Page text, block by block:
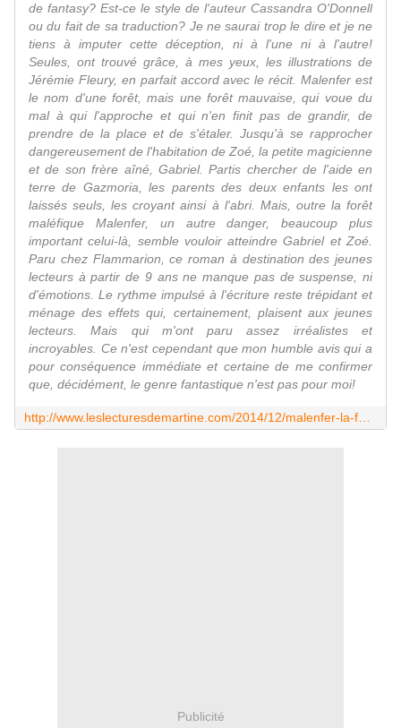
de fantasy? Est-ce le style de l'auteur Cassandra O'Donnell
ou du fait de sa traduction? Je ne saurai trop le dire et je ne
tiens à imputer cette déception, ni à l'une ni à l'autre!
Seules, ont trouvé grâce, à mes yeux, les illustrations de
Jérémie Fleury, en parfait accord avec le récit. Malenfer est
le nom d'une forêt, mais une forêt mauvaise, qui voue du
mal à qui l'approche et qui n'en finit pas de grandir, de
prendre de la place et de s'étaler. Jusqu'à se rapprocher
dangereusement de l'habitation de Zoé, la petite magicienne
et de son frère aîné, Gabriel. Partis chercher de l'aide en
terre de Gazmoria, les parents des deux enfants les ont
laissés seuls, les croyant ainsi à l'abri. Mais, outre la forêt
maléfique Malenfer, un autre danger, beaucoup plus
important celui-là, semble vouloir atteindre Gabriel et Zoé.
Paru chez Flammarion, ce roman à destination des jeunes
lecteurs à partir de 9 ans ne manque pas de suspense, ni
d'émotions. Le rythme impulsé à l'écriture reste trépidant et
ménage des effets qui, certainement, plaisent aux jeunes
lecteurs. Mais qui m'ont paru assez irréalistes et
incroyables. Ce n'est cependant que mon humble avis qui a
pour conséquence immédiate et certaine de me confirmer
que, décidément, le genre fantastique n'est pas pour moi!
Publicité